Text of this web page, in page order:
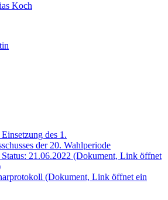
Koch
des 1.
der 20. Wahlperiode
21.06.2022 (Dokument, Link öffnet
(Dokument, Link öffnet ein